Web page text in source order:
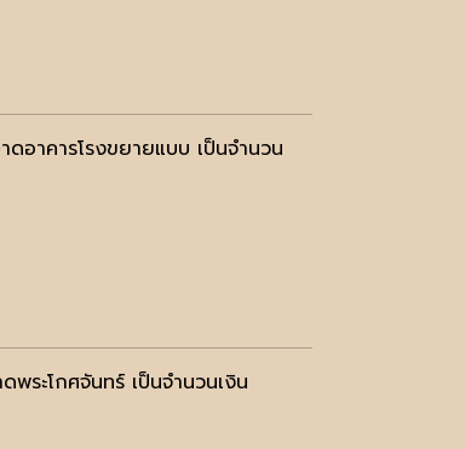
ดอาคารโรงขยายแบบ เป็นจำนวน
พระโกศจันทร์ เป็นจำนวนเงิน